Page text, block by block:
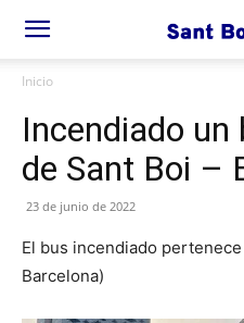
Inicio
Incendiado un
de Sant Boi –
23 de junio de 2022
El bus incendiado pertenece
Barcelona)